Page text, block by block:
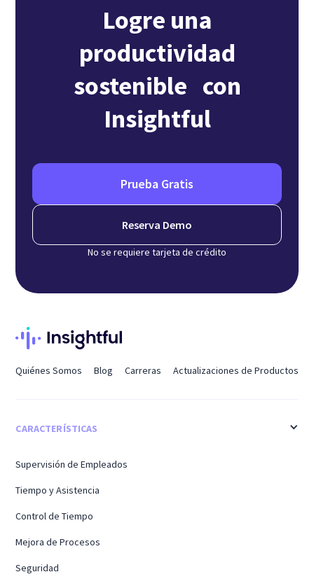
Logre una
productividad
sostenible con
Insightful
Prueba Gratis
Reserva Demo
No se requiere tarjeta de crédito
Quiénes Somos Blog Carreras Actualizaciones de Productos
CARACTERÍSTICAS
Supervisión de Empleados
Tiempo y Asistencia
Control de Tiempo
Mejora de Procesos
Seguridad